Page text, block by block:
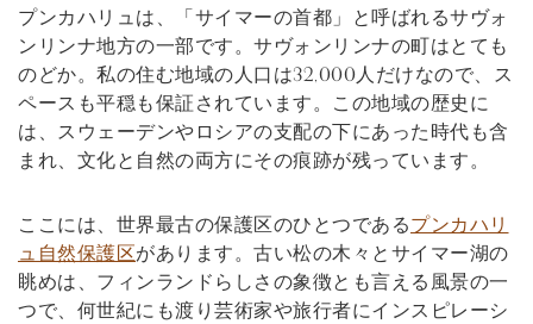
プンカハリュは、「サイマーの首都」と呼ばれるサヴォ
ンリンナ地方の一部です。サヴォンリンナの町はとても
のどか。私の住む地域の人口は32,000人だけなので、ス
ペースも平穏も保証されています。この地域の歴史に
は、スウェーデンやロシアの支配の下にあった時代も含
まれ、文化と自然の両方にその痕跡が残っています。
ここには、世界最古の保護区のひとつであるプンカハリ
ュ自然保護区があります。古い松の木々とサイマー湖の
眺めは、フィンランドらしさの象徴とも言える風景の一
つで、何世紀にも渡り芸術家や旅行者にインスピレーシ